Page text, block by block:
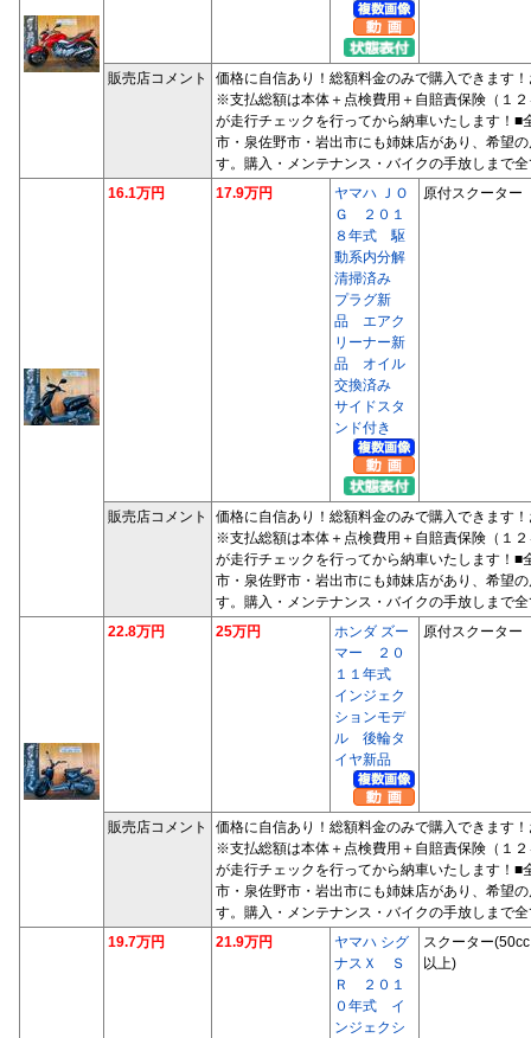
販売店コメント
価格に自信あり！総額料金のみで購入できます
※支払総額は本体＋点検費用＋自賠責保険（１
が走行チェックを行ってから納車いたします！
市・泉佐野市・岩出市にも姉妹店があり、希望
す。購入・メンテナンス・バイクの手放しまで
16.1万円
17.9万円
ヤマハ ＪＯ
Ｇ ２０１
８年式 駆
動系内分解
清掃済み
プラグ新
品 エアク
リーナー新
品 オイル
交換済み
サイドスタ
ンド付き
原付スクーター
販売店コメント
価格に自信あり！総額料金のみで購入できます
※支払総額は本体＋点検費用＋自賠責保険（１
が走行チェックを行ってから納車いたします！
市・泉佐野市・岩出市にも姉妹店があり、希望
す。購入・メンテナンス・バイクの手放しまで
22.8万円
25万円
ホンダ ズー
マー ２０
１１年式
インジェク
ションモデ
ル 後輪タ
イヤ新品
原付スクーター
販売店コメント
価格に自信あり！総額料金のみで購入できます
※支払総額は本体＋点検費用＋自賠責保険（１
が走行チェックを行ってから納車いたします！
市・泉佐野市・岩出市にも姉妹店があり、希望
す。購入・メンテナンス・バイクの手放しまで
19.7万円
21.9万円
ヤマハ シグ
ナスＸ Ｓ
Ｒ ２０１
０年式 イ
ンジェクシ
スクーター(50cc
以上)